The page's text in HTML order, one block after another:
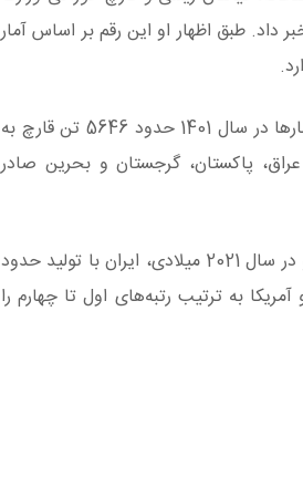
خبر داد. طبق اظهار او این رقم بر اساس آمار
الهام فتاحی فر درباره وضعیت تولید، سطح زیرکشت و صادرات قارچ خوراکی گفت. بر اساس آمارها در سال 1401 حدود 5646 تن قارچ به
کویت، عراق، پاکستان، گرجستان و بحرین صادر
سرپرست دفتر امور گلخانه و قارچ خوراکی وزارت جهاد کشاورزی اظهار داشت: بر اساس آمار فائو در سال 2021 میلادی، ایران با تولید حدود
به ترتیب رتبه‌های اول تا چهارم را